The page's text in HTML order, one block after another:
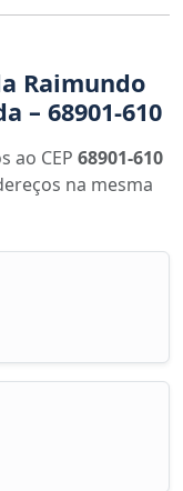
Raimundo
– 68901-610
ao CEP 68901-610
na mesma